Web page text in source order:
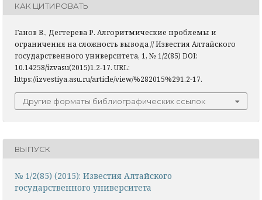
КАК ЦИТИРОВАТЬ
Ганов В., Дегтерева Р. Алгоритмические проблемы и
ограничения на сложность вывода // Известия Алтайского
государственного университета, 1, № 1/2(85) DOI:
10.14258/izvasu(2015)1.2-17. URL:
https://izvestiya.asu.ru/article/view/%282015%291.2-17.
Другие форматы библиографических ссылок
ВЫПУСК
№ 1/2(85) (2015): Известия Алтайского
государственного университета